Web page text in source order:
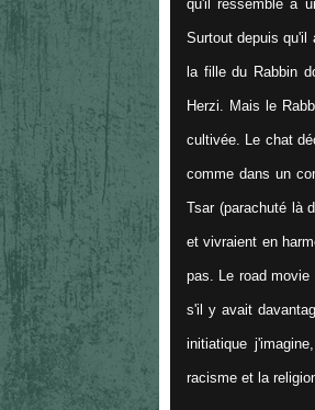
qu'il ressemble à
Surtout depuis qu'il
la fille du Rabbin
Herzi. Mais le
cultivée. Le chat
comme dans un
Tsar (parachuté là
et vivraient en
pas. Le road
s'il y avait
initiatique
racisme et la